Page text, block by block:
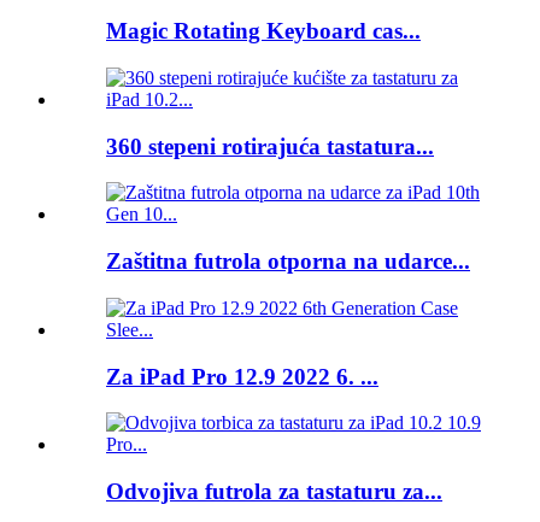
Magic Rotating Keyboard cas...
360 stepeni rotirajuća tastatura...
Zaštitna futrola otporna na udarce...
Za iPad Pro 12.9 2022 6. ...
Odvojiva futrola za tastaturu za...